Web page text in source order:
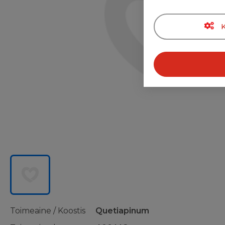
Toimeaine / Koostis
Quetiapinum